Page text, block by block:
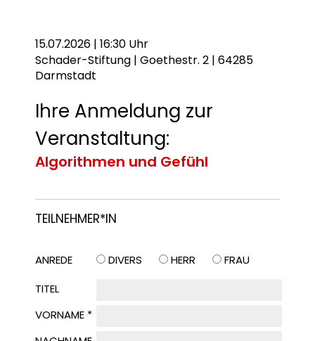
15.07.2026 | 16:30 Uhr
Schader-Stiftung | Goethestr. 2 | 64285
Darmstadt
Ihre Anmeldung zur
Veranstaltung:
Algorithmen und Gefühl
TEILNEHMER*IN
ANREDE DIVERS HERR
FRAU
TITEL
VORNAME *